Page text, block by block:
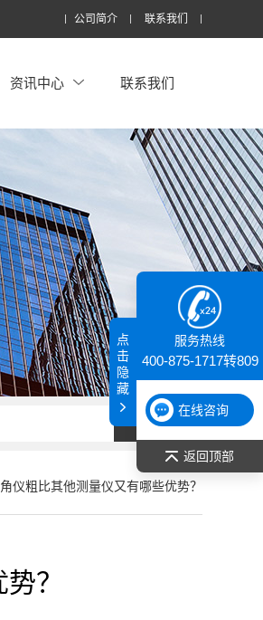
公司简介 联系我们
资讯中心 联系我们
仪粗比其他测量仪又有哪些优势？
？
服务热线
400-875-1717转809
在线咨询
返回顶部
点
击
隐
藏